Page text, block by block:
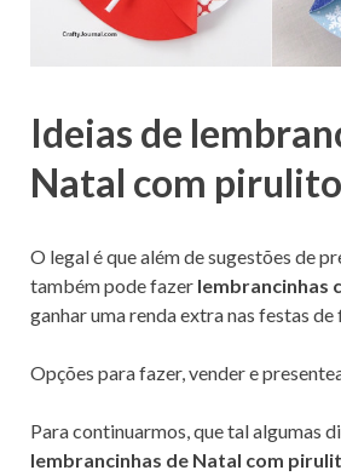
Ideias de
Natal com
O legal é que além de sugestões de
também pode fazer lembrancinhas
ganhar uma renda extra nas festas de
Opções para fazer, vender e
Para continuarmos, que tal algumas
lembrancinhas de Natal com